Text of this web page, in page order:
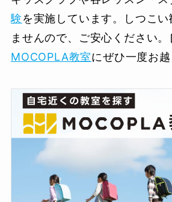
験を実施しています。しつこい
ませんので、ご安心ください。
MOCOPLA教室にぜひ一度お越